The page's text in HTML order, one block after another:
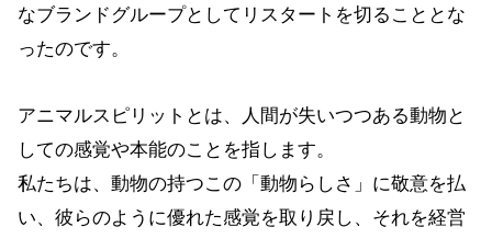
なブランドグループとしてリスタートを切ることとな
ったのです。
アニマルスピリットとは、人間が失いつつある動物と
しての感覚や本能のことを指します。
私たちは、動物の持つこの「動物らしさ」に敬意を払
い、彼らのように優れた感覚を取り戻し、それを経営